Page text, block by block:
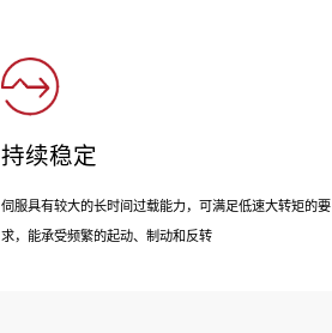
持续稳定
伺服具有较大的长时间过载能力，可满足低速大转矩的要
求，能承受频繁的起动、制动和反转